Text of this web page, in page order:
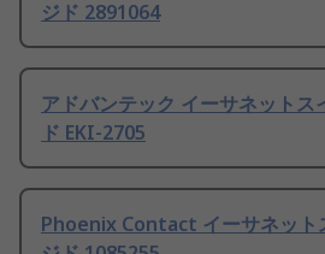
ジド 2891064
アドバンテック イーサネットス
ド EKI-2705
Phoenix Contact イーサネット